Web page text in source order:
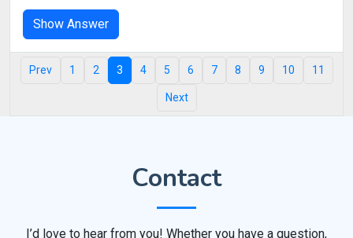
Show Answer
Prev 1 2 3 4 5 6 7 8 9 10 11
Next
Contact
I’d love to hear from you! Whether you have a question,